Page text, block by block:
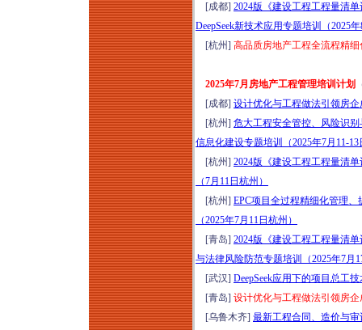
[成都] 2024版《建设工程工程量清
DeepSeek新技术应用专题培训（2025
[杭州] 高品质房地产工程全流程精
2025年7月房地产工程管理培训计划
[成都] 设计优化与工程做法引领房企
[杭州] 危大工程安全管控、风险识
信息化建设专题培训（2025年7月11-
[杭州] 2024版《建设工程工程量清
（7月11日杭州）
[杭州] EPC项目全过程精细化管理
（2025年7月11日杭州）
[青岛] 2024版《建设工程工程量清
与法律风险防范专题培训（2025年7月
[武汉] DeepSeek应用下的项目总工
[青岛] 设计优化与工程做法引领房企
[乌鲁木齐] 最新工程合同、造价与